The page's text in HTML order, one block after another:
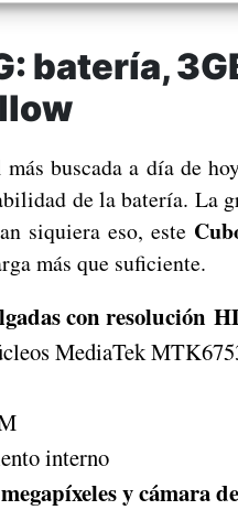
batería,
buscada a día de
de la batería. La
siquiera eso, este
más que suficiente.
con resolución
MediaTek
interno
y cámara